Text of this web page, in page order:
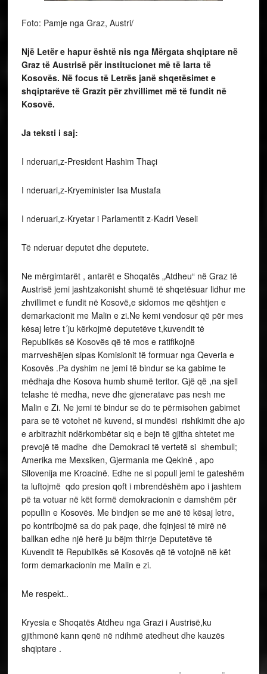
Foto: Pamje nga Graz, Austri/
Një Letër e hapur është nis nga Mërgata shqiptare në
Graz të Austrisë për institucionet më të larta të
Kosovës. Në focus të Letrës janë shqetësimet e
shqiptarëve të Grazit për zhvillimet më të fundit në
Kosovë.
Ja teksti i saj:
I nderuari,z-President Hashim Thaçi
I nderuari,z-Kryeminister Isa Mustafa
I nderuari,z-Kryetar i Parlamentit z-Kadri Veseli
Të nderuar deputet dhe deputete.
Ne mërgimtarët , antarët e Shoqatës „Atdheu“ në Graz të
Austrisë jemi jashtzakonisht shumë të shqetësuar lidhur me
zhvillimet e fundit në Kosovë,e sidomos me qështjen e
demarkacionit me Malin e zi.Ne kemi vendosur që për mes
kësaj letre t´ju kërkojmë deputetëve t,kuvendit të
Republikës së Kosovës që të mos e ratifikojnë
marrveshëjen sipas Komisionit të formuar nga Qeveria e
Kosovës .Pa dyshim ne jemi të bindur se ka gabime te
mëdhaja dhe Kosova humb shumë teritor. Gjë që ,na sjell
telashe të medha, neve dhe gjeneratave pas nesh me
Malin e Zi. Ne jemi të bindur se do te përmisohen gabimet
para se të votohet në kuvend, si mundësi rishikimit dhe ajo
e arbitrazhit ndërkombëtar siq e bejn të gjitha shtetet me
prevojë të madhe dhe Demokraci të vertetë si shembull;
Amerika me Mexsiken, Gjermania me Qekinë , apo
Sllovenija me Kroacinë. Edhe ne si popull jemi te gateshëm
ta luftojmë qdo presion qoft i mbrendëshëm apo i jashtem
pë ta votuar në kët formë demokracionin e damshëm për
popullin e Kosovës. Me bindjen se me anë të kësaj letre,
po kontribojmë sa do pak paqe, dhe fqinjesi të mirë në
ballkan edhe një herë ju bëjm thirrje Deputetëve të
Kuvendit të Republikës së Kosovës që të votojnë në kët
form demarkacionin me Malin e zi.
Me respekt..
Kryesia e Shoqatës Atdheu nga Grazi i Austrisë,ku
gjithmonë kann qenë në ndihmë atedheut dhe kauzës
shqiptare .